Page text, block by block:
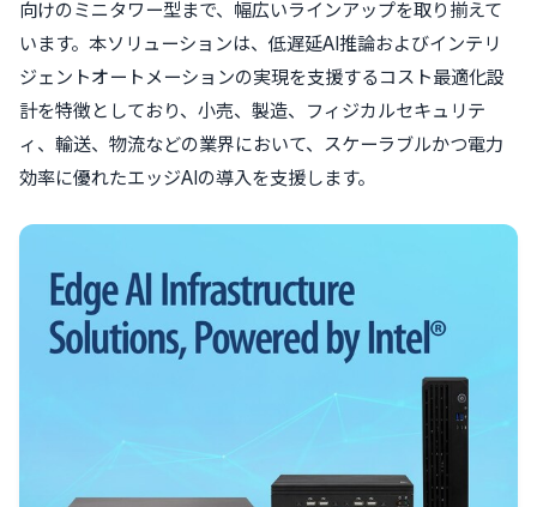
向けのミニタワー型まで、幅広いラインアップを取り揃えて
います。本ソリューションは、低遅延AI推論およびインテリ
ジェントオートメーションの実現を支援するコスト最適化設
計を特徴としており、小売、製造、フィジカルセキュリテ
ィ、輸送、物流などの業界において、スケーラブルかつ電力
効率に優れたエッジAIの導入を支援します。